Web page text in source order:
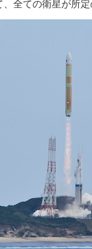
全ての衛星が所